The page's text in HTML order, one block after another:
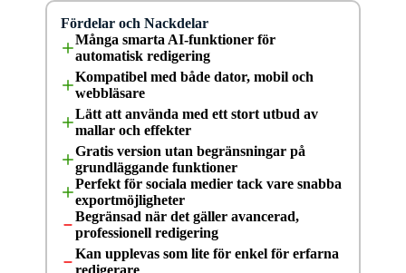
Fördelar och Nackdelar
Många smarta AI-funktioner för
automatisk redigering
Kompatibel med både dator, mobil och
webbläsare
Lätt att använda med ett stort utbud av
mallar och effekter
Gratis version utan begränsningar på
grundläggande funktioner
Perfekt för sociala medier tack vare snabba
exportmöjligheter
Begränsad när det gäller avancerad,
professionell redigering
Kan upplevas som lite för enkel för erfarna
redigerare